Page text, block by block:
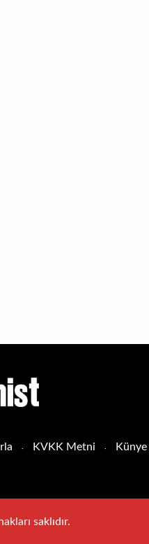
KVKK Metni Künye
saklıdır.